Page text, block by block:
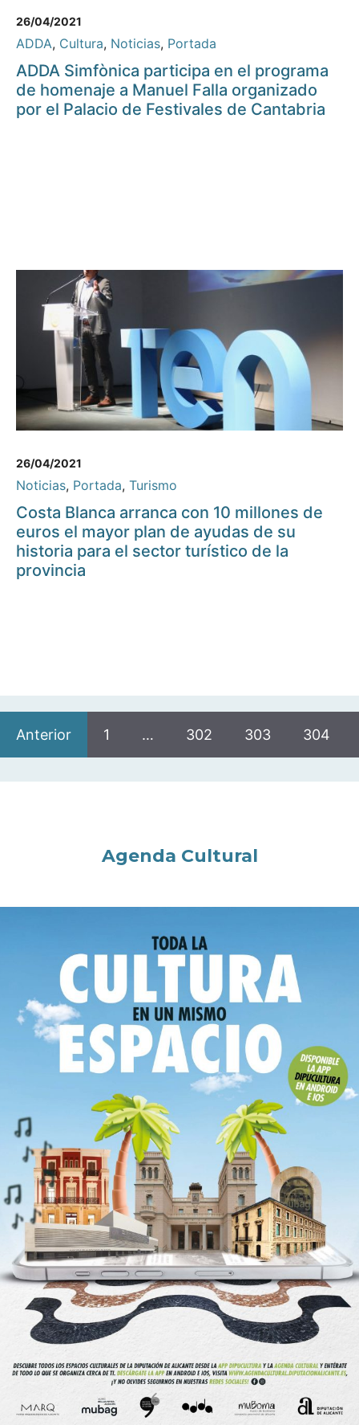
26/04/2021
ADDA, Cultura, Noticias, Portada
ADDA Simfònica participa en el programa
de homenaje a Manuel Falla organizado
por el Palacio de Festivales de Cantabria
26/04/2021
Noticias, Portada, Turismo
Costa Blanca arranca con 10 millones de
euros el mayor plan de ayudas de su
historia para el sector turístico de la
provincia
Anterior 1 … 302 303 304
Agenda Cultural